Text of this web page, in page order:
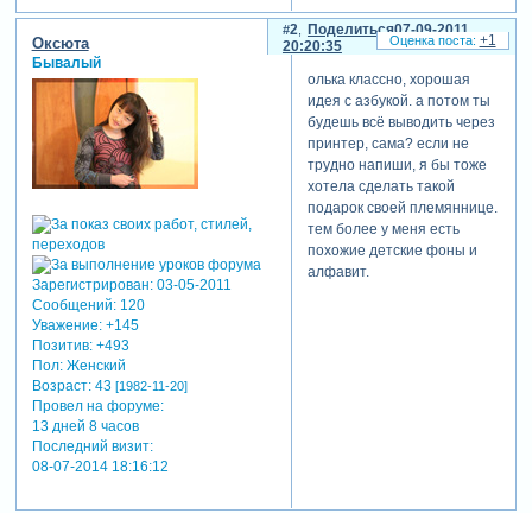
услышать замечания)))
Зарегистрируйтесь, чтобы
увидеть ссылки
Зарегистрируйтесь, чтобы
увидеть ссылки
Зарегистрируйтесь, чтобы
увидеть ссылки
Зарегистрируйтесь, чтобы
увидеть ссылки
Зарегистрируйтесь, чтобы
увидеть ссылки
Зарегистрируйтесь, чтобы
увидеть ссылки
Поделиться
2
07-09-2011
20:20:35
Оксюта
Бывалый
Зарегистрирован: 03-05-2011
Сообщений:120
Уважение: +145
Позитив: +493
Пол:Женский
Возраст:43 [1982-11-20]
Провел на форуме:
13 дней 8 часов
Последний визит:
08-07-2014 18:16:12
олька классно, хорошая
идея с азбукой. а потом ты
будешь всё выводить через
принтер, сама? если не
трудно напиши, я бы тоже
хотела сделать такой
подарок своей племяннице.
тем более у меня есть
похожие детские фоны и
алфавит.
+1